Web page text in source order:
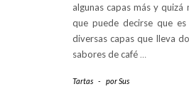
algunas capas más y
que puede decirse que
diversas capas que lleva
sabores de café …
Tartas - porSus